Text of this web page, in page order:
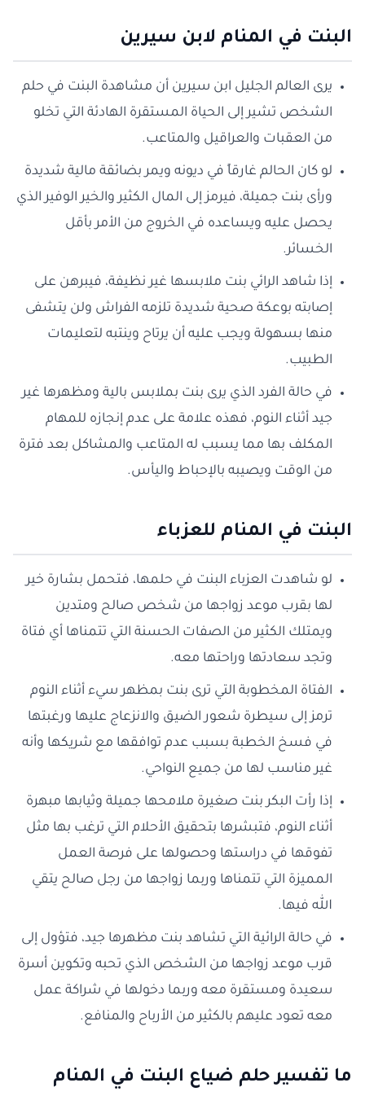
البنت في المنام لابن سيرين
يرى العالم الجليل ابن سيرين أن مشاهدة البنت في حلم
الشخص تشير إلى الحياة المستقرة الهادئة التي تخلو
من العقبات والعراقيل والمتاعب.
لو كان الحالم غارقاً في ديونه ويمر بضائقة مالية شديدة
ورأى بنت جميلة، فيرمز إلى المال الكثير والخير الوفير الذي
يحصل عليه ويساعده في الخروج من الأمر بأقل
الخسائر.
إذا شاهد الرائي بنت ملابسها غير نظيفة، فيبرهن على
إصابته بوعكة صحية شديدة تلزمه الفراش ولن يتشفى
منها بسهولة ويجب عليه أن يرتاح وينتبه لتعليمات
الطبيب.
في حالة الفرد الذي يرى بنت بملابس بالية ومظهرها غير
جيد أثناء النوم، فهذه علامة على عدم إنجازه للمهام
المكلف بها مما يسبب له المتاعب والمشاكل بعد فترة
من الوقت ويصيبه بالإحباط واليأس.
البنت في المنام للعزباء
لو شاهدت العزباء البنت في حلمها، فتحمل بشارة خير
لها بقرب موعد زواجها من شخص صالح ومتدين
ويمتلك الكثير من الصفات الحسنة التي تتمناها أي فتاة
وتجد سعادتها وراحتها معه.
الفتاة المخطوبة التي ترى بنت بمظهر سيء أثناء النوم
ترمز إلى سيطرة شعور الضيق والانزعاج عليها ورغبتها
في فسخ الخطبة بسبب عدم توافقها مع شريكها وأنه
غير مناسب لها من جميع النواحي.
إذا رأت البكر بنت صغيرة ملامحها جميلة وثيابها مبهرة
أثناء النوم، فتبشرها بتحقيق الأحلام التي ترغب بها مثل
تفوقها في دراستها وحصولها على فرصة العمل
المميزة التي تتمناها وربما زواجها من رجل صالح يتقي
الله فيها.
في حالة الرائية التي تشاهد بنت مظهرها جيد، فتؤول إلى
قرب موعد زواجها من الشخص الذي تحبه وتكوين أسرة
سعيدة ومستقرة معه وربما دخولها في شراكة عمل
معه تعود عليهم بالكثير من الأرباح والمنافع.
ما تفسير حلم ضياع البنت في المنام